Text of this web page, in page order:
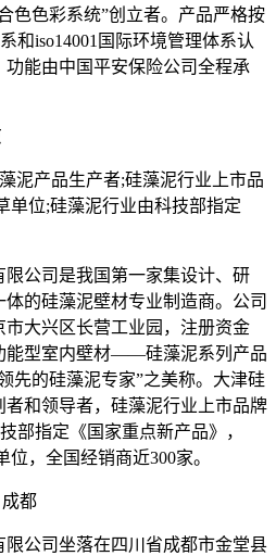
色色彩系统”创立者。产品严格按
和iso14001国际环境管理体系认
能由中国平安保险公司全程承
泥产品生产者;硅藻泥行业上市品
单位;硅藻泥行业由科技部指定
公司是我国第一家集设计、研
的硅藻泥壁材专业制造商。公司
市大兴区长营工业园，注册资金
能型室内壁材——硅藻泥系列产品
先的硅藻泥专家”之美称。大津硅
和领导者，硅藻泥行业上市品牌
部指定《国家重点新产品》，
位，全国经销商近300家。
都
公司坐落在四川省成都市金堂县